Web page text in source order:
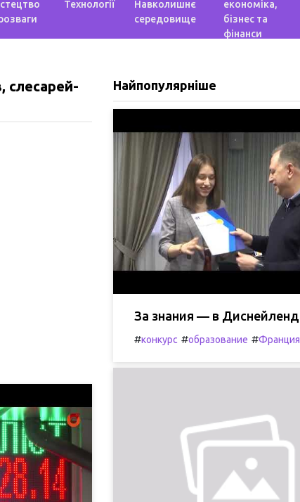
Технології
Навколишнє
середовище
економіка,
бізнес та
фінанси
слесарей-
Найпопулярніше
За знания — в Диснейленд
#конкурс #образование #Франция